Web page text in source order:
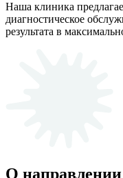
Наша клиника
диагностическое
результата в
О